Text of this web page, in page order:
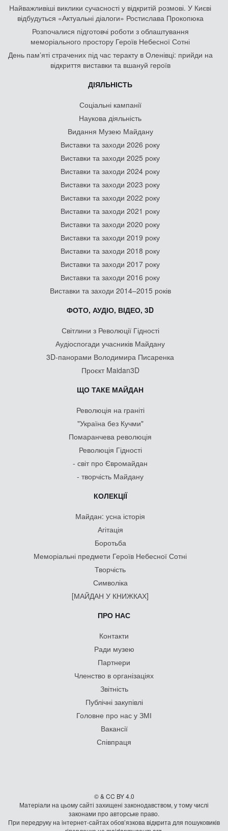
Найважливіші виклики сучасності у відкритій розмові. У Києві
відбудуться «Актуальні діалоги» Ростислава Прокопюка
Розпочалися підготовчі роботи з облаштування
меморіального простору Героїв Небесної Сотні
День памʼяті страчених під час теракту в Оленівці: прийди на
відкриття виставки та вшануй героїв
ДІЯЛЬНІСТЬ
Соціальні кампанії
Наукова діяльність
Видання Музею Майдану
Виставки та заходи 2026 року
Виставки та заходи 2025 року
Виставки та заходи 2024 року
Виставки та заходи 2023 року
Виставки та заходи 2022 року
Виставки та заходи 2021 року
Виставки та заходи 2020 року
Виставки та заходи 2019 року
Виставки та заходи 2018 року
Виставки та заходи 2017 року
Виставки та заходи 2016 року
Виставки та заходи 2014–2015 років
ФОТО, АУДІО, ВІДЕО, 3D
Світлини з Революції Гідності
Аудіоспогади учасників Майдану
3D-панорами Володимира Писаренка
Проєкт Maidan3D
ЩО ТАКЕ МАЙДАН
Революція на граніті
"Україна без Кучми"
Помаранчева революція
Революція Гідності
- світ про Євромайдан
- творчість Майдану
КОЛЕКЦІЇ
Майдан: усна історія
Агітація
Боротьба
Меморіальні предмети Героїв Небесної Сотні
Творчість
Символіка
[МАЙДАН У КНИЖКАХ]
ПРО НАС
Контакти
Ради музею
Партнери
Членство в організаціях
Звітність
Публічні закупівлі
Головне про нас у ЗМІ
Вакансії
Співпраця
© & CC BY 4.0
Матеріали на цьому сайті захищені законодавством, у тому числі
законами про авторське право.
При передруку на iнтернет-сайтах обов’язкова відкрита для пошуковиків